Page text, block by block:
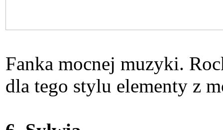
Fanka mocnej muzyki.
dla tego stylu elementy z